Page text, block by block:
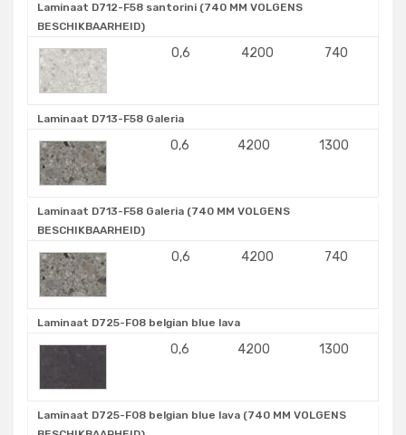
Laminaat D712-F58 santorini (740 MM VOLGENS
BESCHIKBAARHEID)
0,6 4200 740
Laminaat D713-F58 Galeria
0,6 4200 1300
Laminaat D713-F58 Galeria (740 MM VOLGENS
BESCHIKBAARHEID)
0,6 4200 740
Laminaat D725-F08 belgian blue lava
0,6 4200 1300
Laminaat D725-F08 belgian blue lava (740 MM VOLGENS